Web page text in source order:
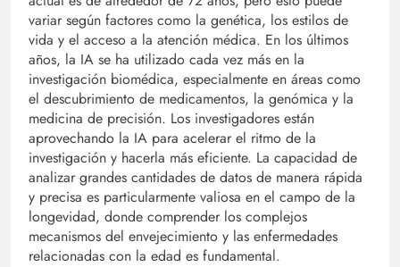
variar según factores como la genética, los estilos de
vida y el acceso a la atención médica. En los últimos
años, la IA se ha utilizado cada vez más en la
investigación biomédica, especialmente en áreas como
el descubrimiento de medicamentos, la genómica y la
medicina de precisión. Los investigadores están
aprovechando la IA para acelerar el ritmo de la
investigación y hacerla más eficiente. La capacidad de
analizar grandes cantidades de datos de manera rápida
y precisa es particularmente valiosa en el campo de la
longevidad, donde comprender los complejos
mecanismos del envejecimiento y las enfermedades
relacionadas con la edad es fundamental.